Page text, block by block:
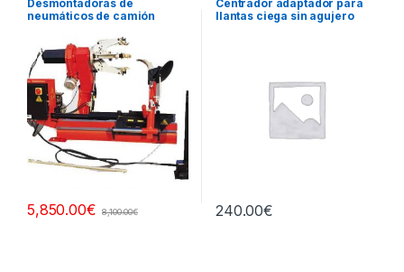
Desmontadoras de
neumáticos de camión
5,850.00€ 8,100.00€
Centrador adaptador para
llantas ciega sin agujero
240.00€